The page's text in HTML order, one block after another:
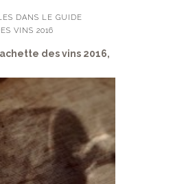
DANS LE GUIDE
VINS 2016
des vins 2016,